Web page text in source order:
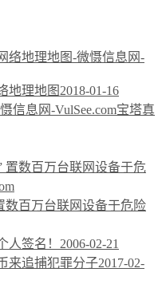
地理地图 2018-01-16
宝塔真
数百万台联网设备于危险
人签名！ 2006-02-21
来追捕犯罪分子2017-02-